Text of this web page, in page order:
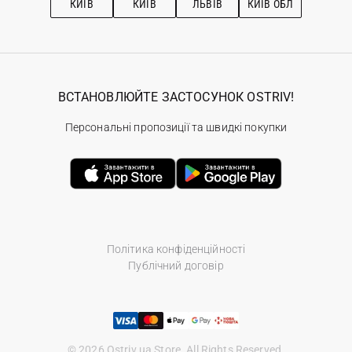
КИЇВ КИЇВ ЛЬВІВ КИЇВ ОБЛ
Політика конфіденційності
Публічний договір
ВСТАНОВЛЮЙТЕ ЗАСТОСУНОК OSTRIV!
Персональні пропозиції та швидкі покупки